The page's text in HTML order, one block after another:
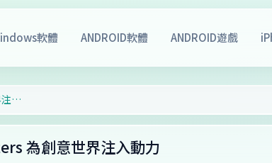
軟體 ANDROID軟體 ANDROID遊戲
Adobe Photoshop 2024 v25.3.1.241 w/Filters 為創意世界注入動力
為創意世界注入動力